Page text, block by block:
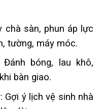
chà sàn, phun áp lực
tường, máy móc.
bóng, lau khô,
bàn giao.
Gợi ý lịch vệ sinh nhà